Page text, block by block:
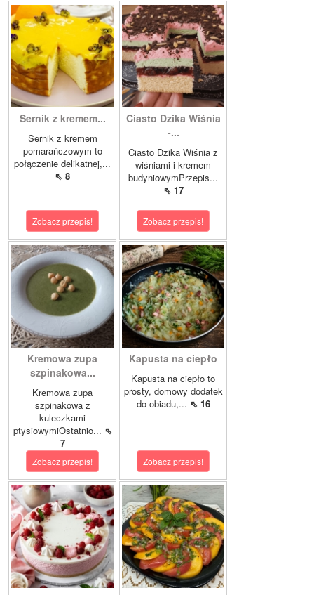
Sernik z kremem...
Sernik z kremem
pomarańczowym to
połączenie delikatnej,...
⇖ 8
Zobacz przepis!
Ciasto Dzika Wiśnia
-...
Ciasto Dzika Wiśnia z
wiśniami i kremem
budyniowymPrzepis...
⇖ 17
Zobacz przepis!
Kremowa zupa
szpinakowa...
Kremowa zupa
szpinakowa z
kuleczkami
ptysiowymiOstatnio... ⇖
7
Zobacz przepis!
Kapusta na ciepło
Kapusta na ciepło to
prosty, domowy dodatek
do obiadu,... ⇖ 16
Zobacz przepis!